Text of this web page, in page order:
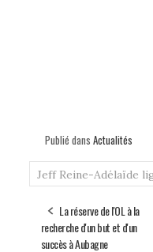
Publié dans Actualités
Jeff Reine-Adélaïde
La réserve de l'OL à la
recherche d'un but et d'un
succès à Aubagne